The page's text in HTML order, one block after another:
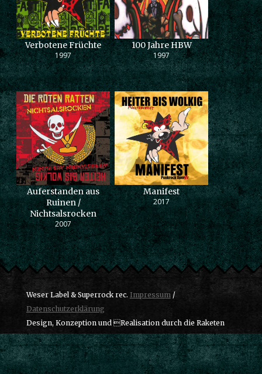
Verbotene Früchte
1997
100 Jahre HBW
1997
Auferstanden aus
Ruinen /
Nichtsalsrocken
2007
Manifest
2017
Weser Label & Superrock rec. Impressum/
Datenschutzerklärung
Design, Konzeption und Realisation durch die Raketen